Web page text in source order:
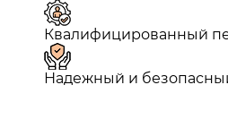
Квалифицированный
Надежный и